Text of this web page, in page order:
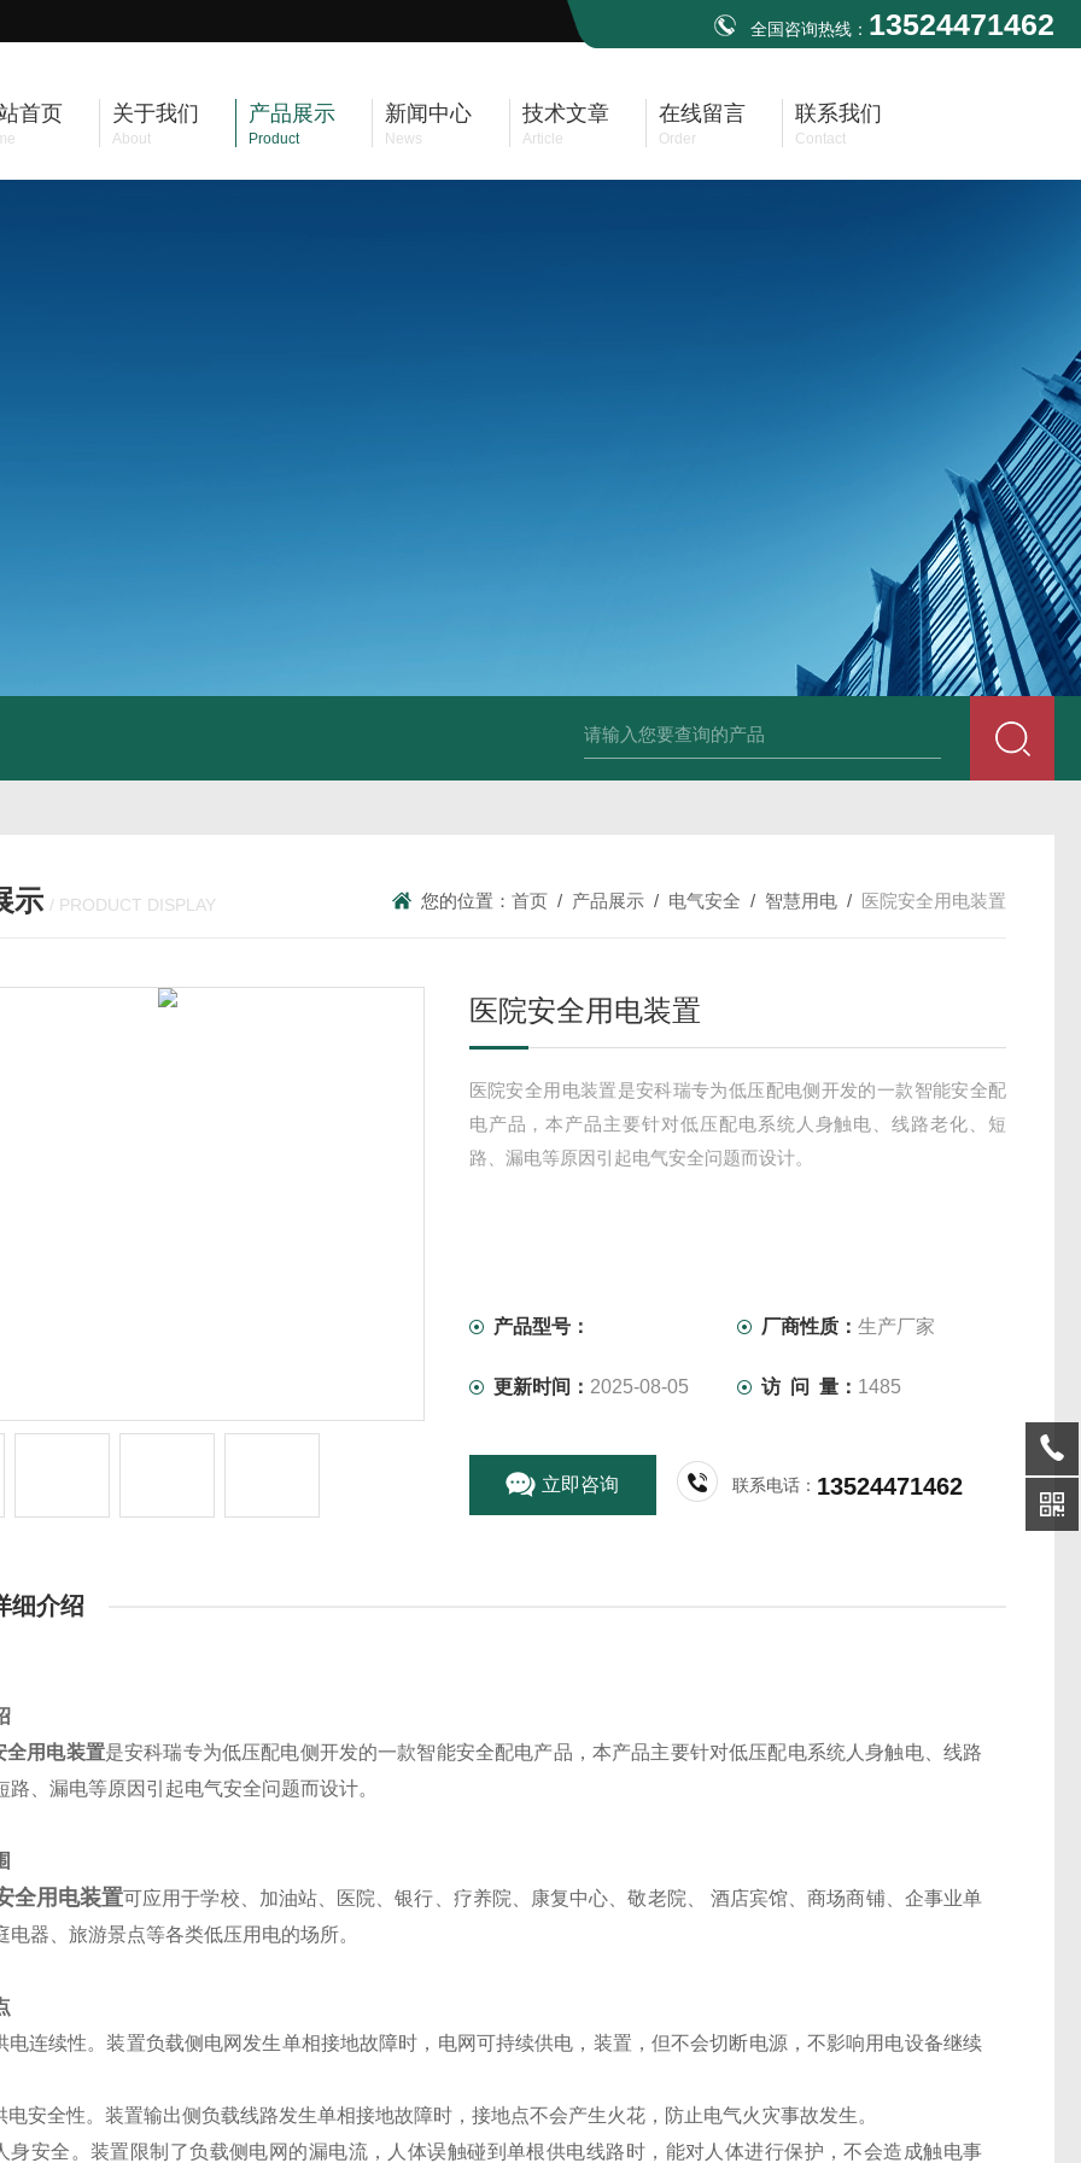
全国咨询热线： 13524471462
首页 关于我们
About
产品展示
Product
新闻中心
News
技术文章
Article
在线留言
Order
联系我们
Contact
示 / PRODUCT DISPLAY 您的位置： 首页 / 产品展示 / 电气安全 / 智慧用电 / 医院安全用电装置
医院安全用电装置
医院安全用电装置是安科瑞专为低压配电侧开发的一款智能安全配
电产品，本产品主要针对低压配电系统人身触电、线路老化、短
路、漏电等原因引起电气安全问题而设计。
产品型号： 厂商性质：生产厂家
更新时间： 2025-08-05 访 问 量： 1485
立即咨询 联系电话： 13524471462
细介绍
全用电装置是安科瑞专为低压配电侧开发的一款智能安全配电产品，本产品主要针对低压配电系统人身触电、线路
路、漏电等原因引起电气安全问题而设计。
全用电装置可应用于学校、加油站、医院、银行、疗养院、康复中心、敬老院、 酒店宾馆、商场商铺、企事业单
电器、旅游景点等各类低压用电的场所。
电连续性。装置负载侧电网发生单相接地故障时，电网可持续供电，装置，但不会切断电源，不影响用电设备继续
电安全性。装置输出侧负载线路发生单相接地故障时，接地点不会产生火花，防止电气火灾事故发生。
身安全。装置限制了负载侧电网的漏电流，人体误触碰到单根供电线路时，能对人体进行保护，不会造成触电事